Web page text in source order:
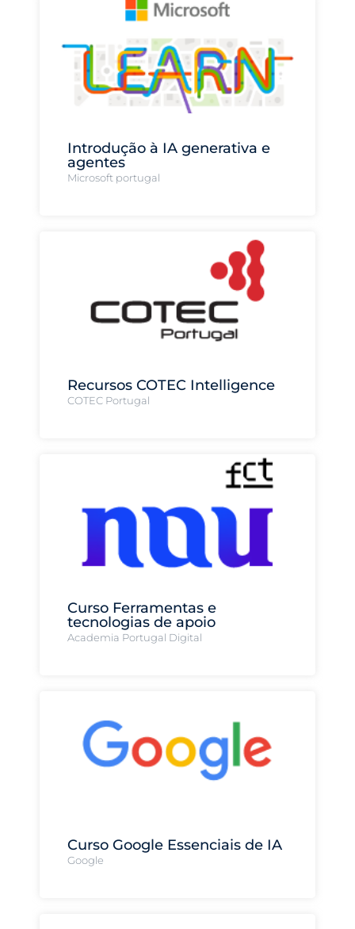
Introdução à IA generativa e
agentes
Microsoft portugal
Recursos COTEC Intelligence
COTEC Portugal
Curso Ferramentas e
tecnologias de apoio
Academia Portugal Digital
Curso Google Essenciais de IA
Google